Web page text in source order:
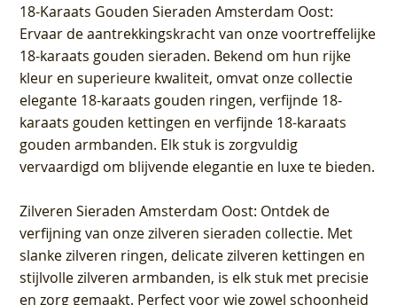
18-Karaats Gouden Sieraden Amsterdam Oost:
Ervaar de aantrekkingskracht van onze voortreffelijke
18-karaats gouden sieraden. Bekend om hun rijke
kleur en superieure kwaliteit, omvat onze collectie
elegante 18-karaats gouden ringen, verfijnde 18-
karaats gouden kettingen en verfijnde 18-karaats
gouden armbanden. Elk stuk is zorgvuldig
vervaardigd om blijvende elegantie en luxe te bieden.
Zilveren Sieraden Amsterdam Oost: Ontdek de
verfijning van onze zilveren sieraden collectie. Met
slanke zilveren ringen, delicate zilveren kettingen en
stijlvolle zilveren armbanden, is elk stuk met precisie
en zorg gemaakt. Perfect voor wie zowel schoonheid